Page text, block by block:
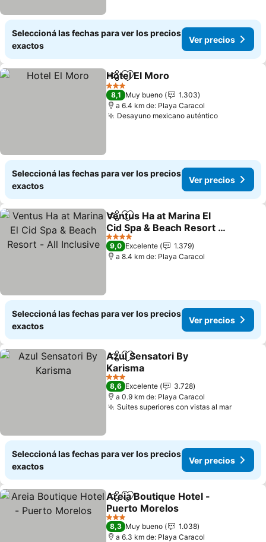
Seleccioná las fechas para ver los precios
exactos
Ver precios
CompartirAñadir a favoritos
Hotel El Moro
3 Estrellas
8,1 Muy bueno
1.303
a 6.4 km de: Playa Caracol
Desayuno mexicano auténticoVer
Seleccioná las fechas para ver los precios
exactos
Ver precios
CompartirAñadir a favoritos
Ventus Ha at Marina El
Cid Spa & Beach Resort -
All Inclusive
Ver precios
4 Estrellas
9,0 Excelente
1.379
a 8.4 km de: Playa Caracol
Seleccioná las fechas para ver los precios
exactos
Ver precios
CompartirAñadir a favoritos
Azul Sensatori By
Karisma
Ver precios
3 Estrellas
8,6 Excelente
3.728
a 0.9 km de: Playa Caracol
Suites superiores con vistas al marVer
Seleccioná las fechas para ver los precios
exactos
Ver precios
CompartirAñadir a favoritos
Areia Boutique Hotel -
Puerto Morelos
Ver precios
3 Estrellas
8,3 Muy bueno
1.038
a 6.3 km de: Playa Caracol